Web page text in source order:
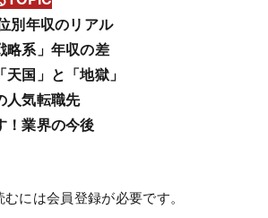
別年収のリアル
略系」年収の差
天国」と「地獄」
人気転職先
！業界の今後
には会員登録が必要です。